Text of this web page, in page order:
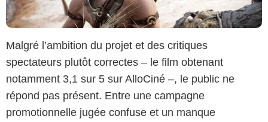
Malgré l’ambition du projet et des critiques
spectateurs plutôt correctes – le film obtenant
notamment 3,1 sur 5 sur AlloCiné –, le public ne
répond pas présent. Entre une campagne
promotionnelle jugée confuse et un manque